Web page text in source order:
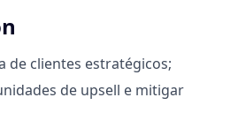
de clientes estratégicos;
de upsell e mitigar